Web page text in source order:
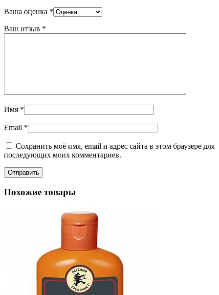
Ваша оценка *
Ваш отзыв *
Имя *
Email *
Сохранить моё имя, email и адрес сайта в этом браузере для
последующих моих комментариев.
Похожие товары